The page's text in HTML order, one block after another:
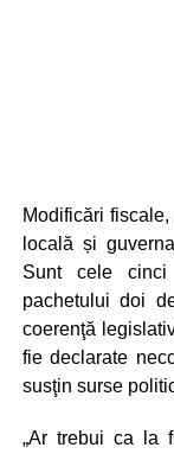
Modificări
locală și
Sunt cele cinci
pachetului doi
coerenţă
fie declarate
susţin surse
„Ar trebui ca la